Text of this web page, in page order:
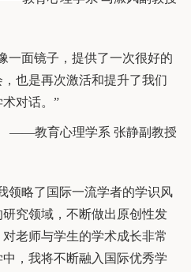
一面镜子，提供了一次很好的
也是再次激活和提升了我们
对话。”
——教育心理学系 张静副教授
领略了国际一流学者的学识风
究领域，不断做出原创性发
老师与学生的学术成长非常
，我将不断融入国际优秀学